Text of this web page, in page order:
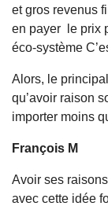
et gros revenus
en payer le prix
éco-système
Alors, le
qu’avoir raison
importer moins
François M
Avoir ses
avec cette idée